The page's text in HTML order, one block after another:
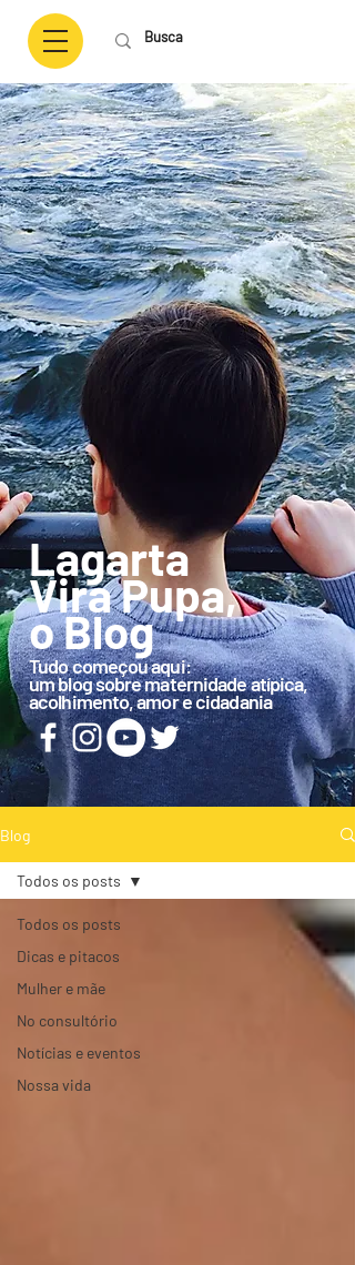
Lagarta
Vira Pupa,
o Blog
Tudo começou aqui:
um blog sobre maternidade atípica,
acolhimento, amor e cidadania
Blog
Todos os posts
Dicas e pitacos
Mulher e mãe
No consultório
Notícias e eventos
Nossa vida
Todos os posts